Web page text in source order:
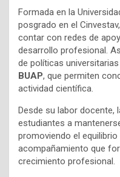
Formada en la
posgrado en el
contar con redes de
desarrollo profesional.
de políticas
BUAP, que permiten
actividad científica.
Desde su labor docente,
estudiantes a
promoviendo el
acompañamiento que
crecimiento profesional.